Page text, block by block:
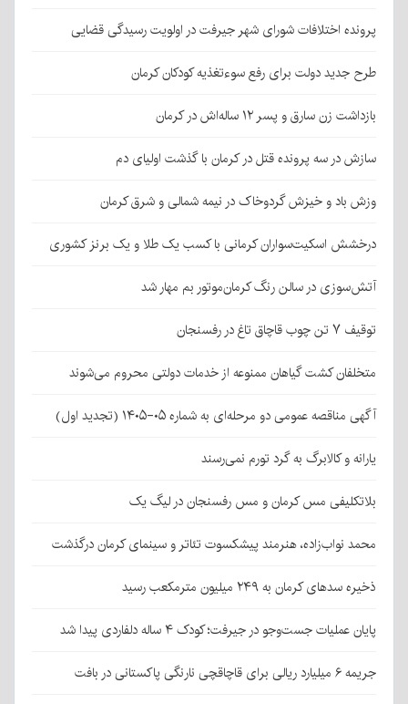
پرونده اختلافات شورای شهر جیرفت در اولویت رسیدگی قضایی
طرح جدید دولت برای رفع سوءتغذیه کودکان کرمان
بازداشت زن سارق و پسر ۱۲ ساله‌اش در کرمان
سازش در سه پرونده قتل در کرمان با گذشت اولیای دم
وزش باد و خیزش گردوخاک در نیمه شمالی و شرق کرمان
درخشش اسکیت‌سواران کرمانی با کسب یک طلا و یک برنز کشوری
آتش‌سوزی در سالن رنگ کرمان‌موتور بم مهار شد
توقیف ۷ تن چوب قاچاق تاغ در رفسنجان
متخلفان کشت گیاهان ممنوعه از خدمات دولتی محروم می‌شوند
آگهی مناقصه عمومی دو مرحله‌ای به شماره ۰۵-۱۴۰۵ (تجدید اول)
یارانه و کالابرگ به گرد تورم نمی‌رسند
بلاتکلیفی مس کرمان و مس رفسنجان در لیگ یک
محمد نواب‌زاده، هنرمند پیشکسوت تئاتر و سینمای کرمان درگذشت
ذخیره سدهای کرمان به ۲۴۹ میلیون مترمکعب رسید
پایان عملیات جست‌وجو در جیرفت؛ کودک ۴ ساله دلفاردی پیدا شد
جریمه ۶ میلیارد ریالی برای قاچاقچی نارنگی پاکستانی در بافت